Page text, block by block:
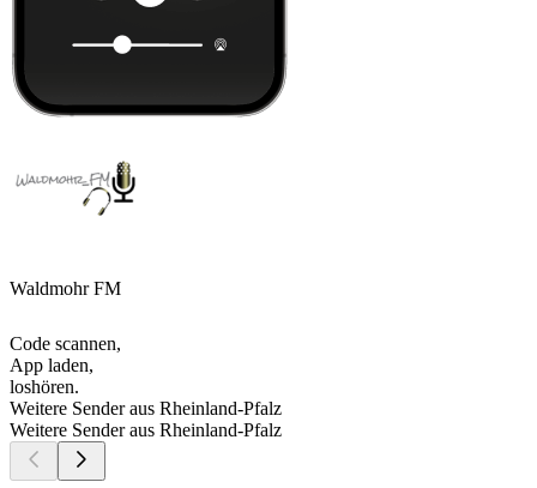
Waldmohr FM
Code scannen,
App laden,
loshören.
Weitere Sender aus Rheinland-Pfalz
Weitere Sender aus Rheinland-Pfalz